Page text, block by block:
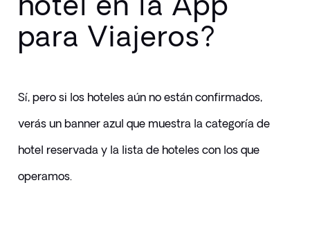
para Viajeros?
Sí, pero si los hoteles aún no están confirmados,
verás un banner azul que muestra la categoría de
hotel reservada y la lista de hoteles con los que
operamos.